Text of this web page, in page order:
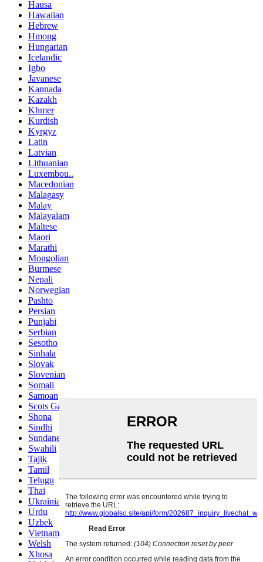
Hausa
Hawaiian
Hebrew
Hmong
Hungarian
Icelandic
Igbo
Javanese
Kannada
Kazakh
Khmer
Kurdish
Kyrgyz
Latin
Latvian
Lithuanian
Luxembou..
Macedonian
Malagasy
Malay
Malayalam
Maltese
Maori
Marathi
Mongolian
Burmese
Nepali
Norwegian
Pashto
Persian
Punjabi
Serbian
Sesotho
Sinhala
Slovak
Slovenian
Somali
Samoan
Scots Gaelic
Shona
Sindhi
Sundanese
Swahili
Tajik
Tamil
Telugu
Thai
Ukrainian
Urdu
Uzbek
Vietnamese
Welsh
Xhosa